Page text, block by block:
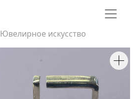
Ювелирное искусство